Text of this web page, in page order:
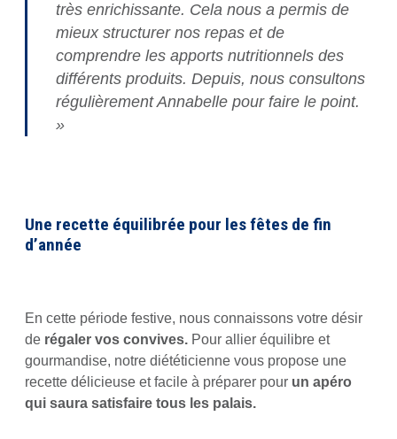
très enrichissante. Cela nous a permis de
mieux structurer nos repas et de
comprendre les apports nutritionnels des
différents produits. Depuis, nous consultons
régulièrement Annabelle pour faire le point.
»
Une recette équilibrée pour les fêtes de fin
d’année
En cette période festive, nous connaissons votre désir
de régaler vos convives. Pour allier équilibre et
gourmandise, notre diététicienne vous propose une
recette délicieuse et facile à préparer pour un apéro
qui saura satisfaire tous les palais.